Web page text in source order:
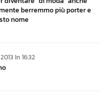
berremmo più porter e
nome
In 16:32